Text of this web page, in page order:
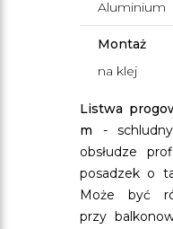
Aluminium
Montaż
na klej
Listwa
m -
obsłudze
posadzek o
Może być
przy